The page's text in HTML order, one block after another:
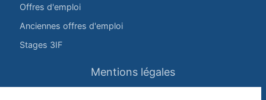
Offres d'emploi
Anciennes offres d'emploi
Stages 3IF
Mentions légales